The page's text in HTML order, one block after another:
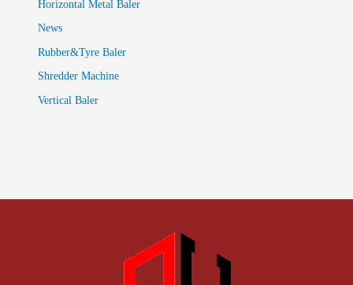
Horizontal Metal Baler
News
Rubber&Tyre Baler
Shredder Machine
Vertical Baler